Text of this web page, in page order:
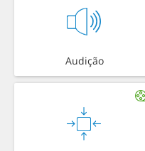
Audição